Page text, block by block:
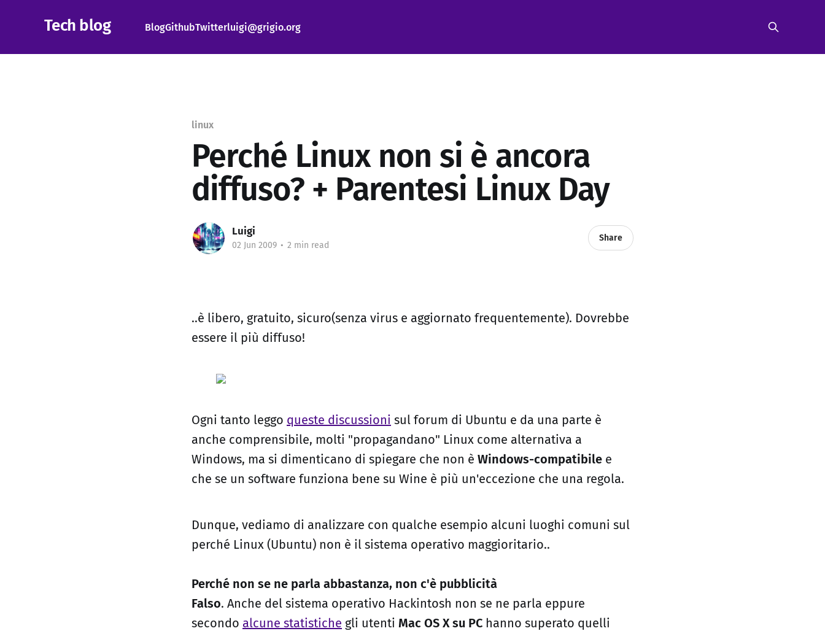
Tech blog BlogGithubTwitterluigi@grigio.org
linux
Perché Linux non si è ancora
diffuso? + Parentesi Linux Day
Luigi
02 Jun 2009 • 2 min read
Share
..è libero, gratuito, sicuro(senza virus e aggiornato frequentemente). Dovrebbe
essere il più diffuso!
Ogni tanto leggo queste discussioni sul forum di Ubuntu e da una parte è
anche comprensibile, molti "propagandano" Linux come alternativa a
Windows, ma si dimenticano di spiegare che non è Windows-compatibile e
che se un software funziona bene su Wine è più un'eccezione che una regola.
Dunque, vediamo di analizzare con qualche esempio alcuni luoghi comuni sul
perché Linux (Ubuntu) non è il sistema operativo maggioritario..
Perché non se ne parla abbastanza, non c'è pubblicità
Falso. Anche del sistema operativo Hackintosh non se ne parla eppure
secondo alcune statistiche gli utenti Mac OS X su PC hanno superato quelli